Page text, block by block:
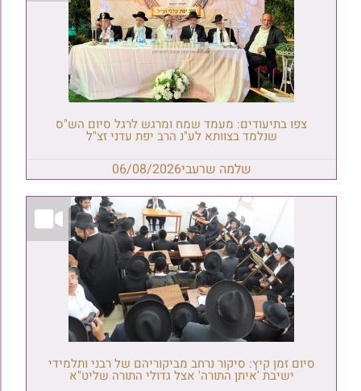
צפו בתיעודים: מעמד שמח ומרגש לרגל סיום הש"ס
שנלמד בצוותא לע"נ הרב יפת עדני זצ"ל
שלמה שרעבי06/08/2026
סיום זמן קיץ: סיקור נרחב מביקוריהם של רבני ותלמידי
ישיבת 'איתן התורה' אצל גדולי התורה שליט"א